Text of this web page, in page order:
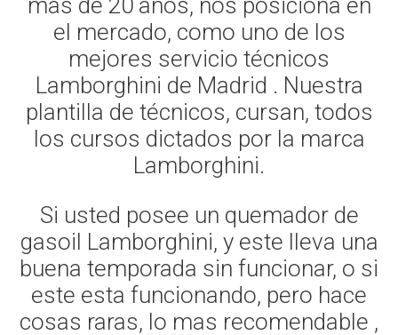
mas de 20 años, nos posiciona en
el mercado, como uno de los
mejores servicio técnicos
Lamborghini de Madrid . Nuestra
plantilla de técnicos, cursan, todos
los cursos dictados por la marca
Lamborghini.
Si usted posee un quemador de
gasoil Lamborghini, y este lleva una
buena temporada sin funcionar, o si
este esta funcionando, pero hace
cosas raras, lo mas recomendable ,